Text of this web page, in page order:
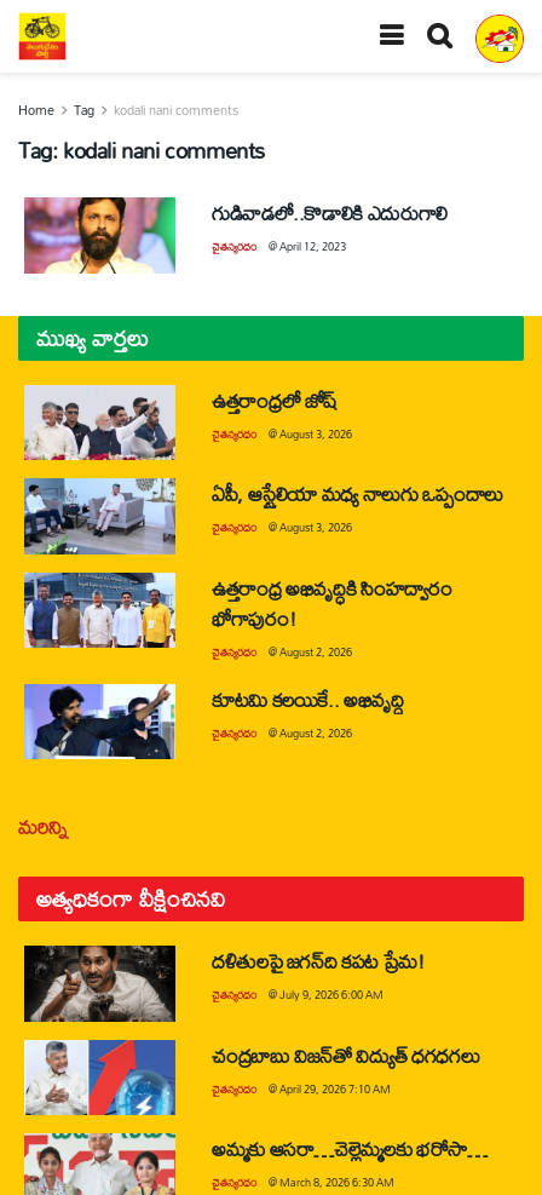
Home Tag kodali nani comments
Tag:kodali nani comments
గుడివాడలో..కొడాలికి ఎదురుగాలి
చైతన్యరధం @April 12, 2023
ముఖ్య వార్తలు
ఉత్తరాంధ్రలో జోష్
చైతన్యరధం @August 3, 2026
ఏపీ, ఆస్ట్రేలియా మధ్య నాలుగు ఒప్పందాలు
చైతన్యరధం @August 3, 2026
ఉత్తరాంధ్ర అభివృద్ధికి సింహద్వారం
భోగాపురం!
చైతన్యరధం @August 2, 2026
కూటమి కలయికే.. అభివృద్ధి
చైతన్యరధం @August 2, 2026
మరిన్ని
అత్యధికంగా వీక్షించినవి
దళితులపై జగన్‌ది కపట ప్రేమ!
చైతన్యరధం @July 9, 2026 6:00 AM
చంద్రబాబు విజన్‌తో విద్యుత్ ధగధగలు
చైతన్యరధం @April 29, 2026 7:10 AM
అమ్మకు ఆసరా…చెల్లెమ్మలకు భరోసా…
చైతన్యరధం @March 8, 2026 6:30 AM